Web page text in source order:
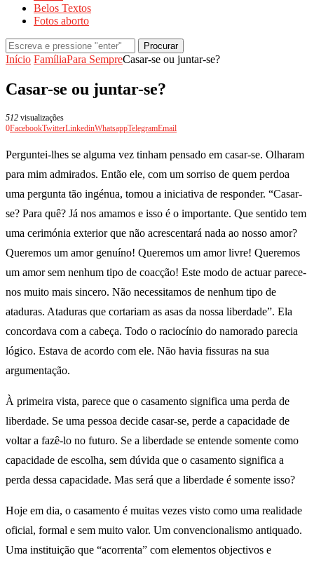
Belos Textos
Fotos aborto
Procurar
Início FamíliaPara SempreCasar-se ou juntar-se?
Casar-se ou juntar-se?
512 visualizações
0FacebookTwitterLinkedinWhatsappTelegramEmail
Perguntei-lhes se alguma vez tinham pensado em casar-se. Olharam
para mim admirados. Então ele, com um sorriso de quem perdoa
uma pergunta tão ingénua, tomou a iniciativa de responder. “Casar-
se? Para quê? Já nos amamos e isso é o importante. Que sentido tem
uma cerimónia exterior que não acrescentará nada ao nosso amor?
Queremos um amor genuíno! Queremos um amor livre! Queremos
um amor sem nenhum tipo de coacção! Este modo de actuar parece-
nos muito mais sincero. Não necessitamos de nenhum tipo de
ataduras. Ataduras que cortariam as asas da nossa liberdade”. Ela
concordava com a cabeça. Todo o raciocínio do namorado parecia
lógico. Estava de acordo com ele. Não havia fissuras na sua
argumentação.
À primeira vista, parece que o casamento significa uma perda de
liberdade. Se uma pessoa decide casar-se, perde a capacidade de
voltar a fazê-lo no futuro. Se a liberdade se entende somente como
capacidade de escolha, sem dúvida que o casamento significa a
perda dessa capacidade. Mas será que a liberdade é somente isso?
Hoje em dia, o casamento é muitas vezes visto como uma realidade
oficial, formal e sem muito valor. Um convencionalismo antiquado.
Uma instituição que “acorrenta” com elementos objectivos e